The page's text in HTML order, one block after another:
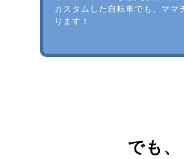
カスタムした自転車でも、ママ
ります！
でも、